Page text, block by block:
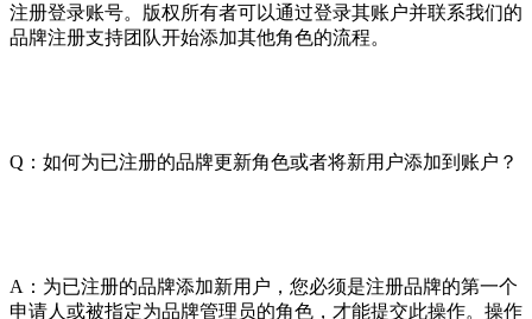
注册登录账号。版权所有者可以通过登录其账户并联系我们的
品牌注册支持团队开始添加其他角色的流程。
Q：如何为已注册的品牌更新角色或者将新用户添加到账户？
A：为已注册的品牌添加新用户，您必须是注册品牌的第一个
申请人或被指定为品牌管理员的角色，才能提交此操作。操作